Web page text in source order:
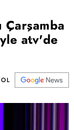
Çarşamba
atv'de